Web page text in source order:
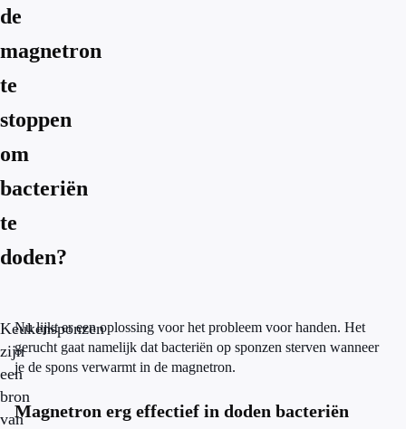
de
magnetron
te
stoppen
om
bacteriën
te
doden?
Keukensponzen
zijn
een
bron
van
Nu lijkt er een oplossing voor het probleem voor handen. Het
gerucht gaat namelijk dat bacteriën op sponzen sterven wanneer
je de spons verwarmt in de magnetron.
Magnetron erg effectief in doden bacteriën